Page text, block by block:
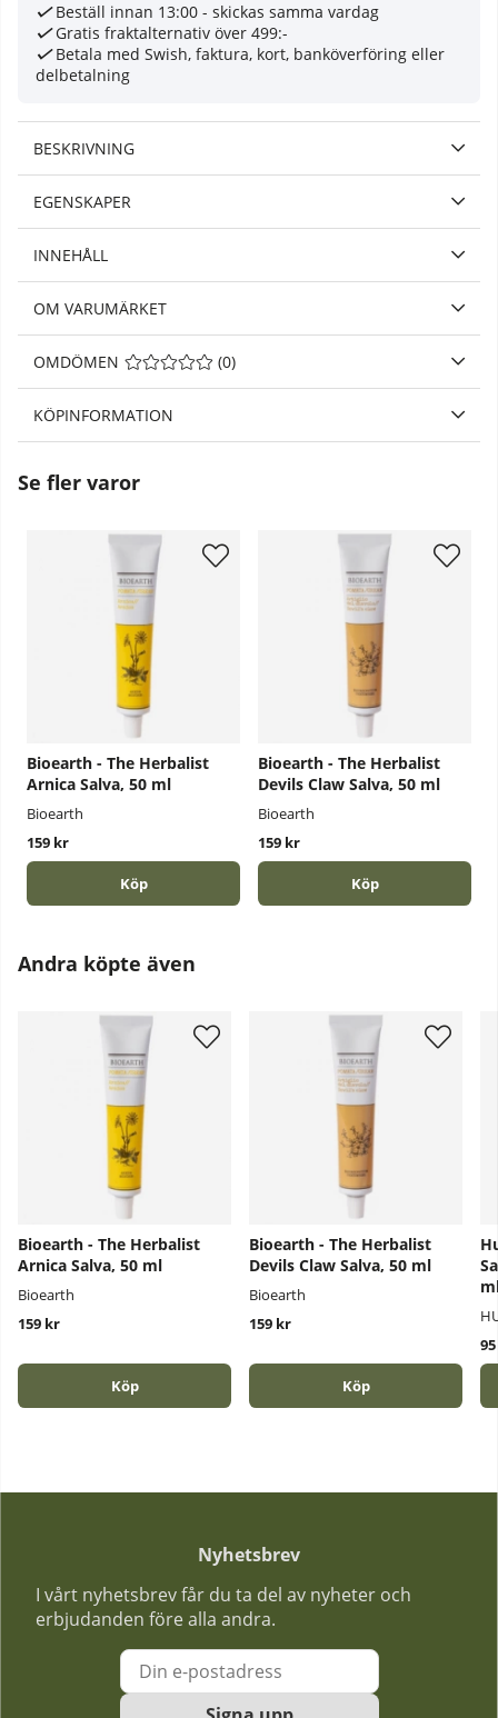
Beställ innan 13:00 - skickas samma vardag
Gratis fraktalternativ över 499:-
Betala med Swish, faktura, kort, banköverföring eller
delbetalning
BESKRIVNING
EGENSKAPER
INNEHÅLL
OM VARUMÄRKET
OMDÖMEN MEDELBETYG 0 AV 5 ANTAL BETYG 0
(0)
KÖPINFORMATION
Se fler varor
Bioearth - The Herbalist
Arnica Salva, 50 ml
Bioearth
159 kr
Köp
Bioearth - The Herbalist
Devils Claw Salva, 50 ml
Bioearth
159 kr
Köp
Andra köpte även
Bioearth - The Herbalist
Arnica Salva, 50 ml
Bioearth
159 kr
Köp
Bioearth - The Herbalist
Devils Claw Salva, 50 ml
Bioearth
159 kr
Köp
Nyhetsbrev
I vårt nyhetsbrev får du ta del av nyheter och
erbjudanden före alla andra.